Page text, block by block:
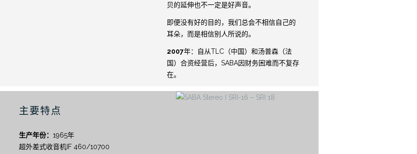
贝的延伸也不一定是好声音。
即便没有好的目的，我们总会不相信自己的
耳朵，而是相信别人所说的。
2007年：自从TLC（中国）和汤普森（法
国）合资经营后，SABA因财务困难而不复存
在。
主要特点
生产年份： 1965年
超外差式收音机IF 460/10700